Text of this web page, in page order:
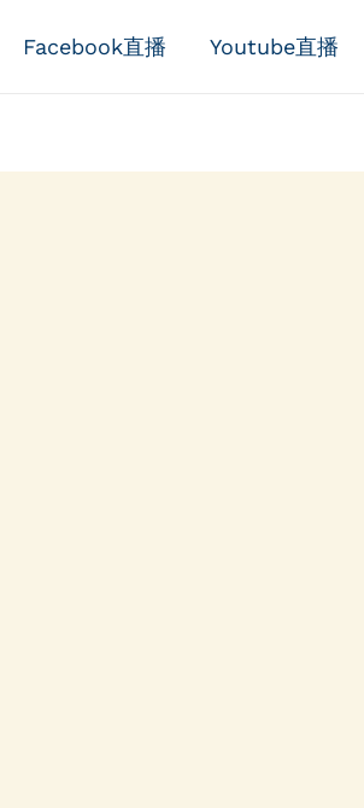
Facebook直播 Youtube直播